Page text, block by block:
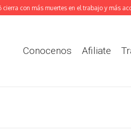
con más muertes en el trabajo y más
Conocenos Afiliate